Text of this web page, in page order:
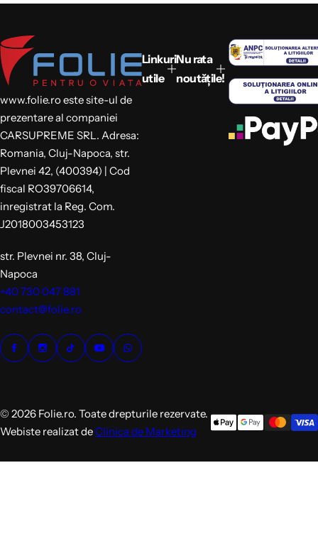
e
g
www.folie.ro este site-ul de
prezentare al companiei
CARSUPREME SRL. Adresa:
Romania, Cluj-Napoca, str.
Plevnei 42, (400394) | Cod
fiscal RO39706614,
inregistrat la Reg. Com.
J2018003453123
str. Plevnei nr. 38, Cluj-
Napoca
+40 730 047 881
contact@folie.ro
Linkuri
utile
Nu rata
noutățile!
© 2026 Folie.ro. Toate drepturile rezervate.
Webiste realizat deClinica de Marketing